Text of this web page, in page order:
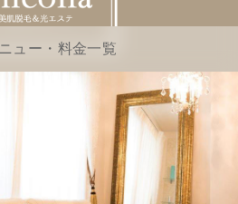
ュー・料金一覧